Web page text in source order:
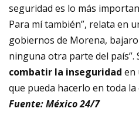
seguridad es lo más
Para mí también”, relata en
gobiernos de Morena,
ninguna otra parte del país”.
combatir la inseguridad en
que pueda hacerlo en toda
Fuente:México 24/7